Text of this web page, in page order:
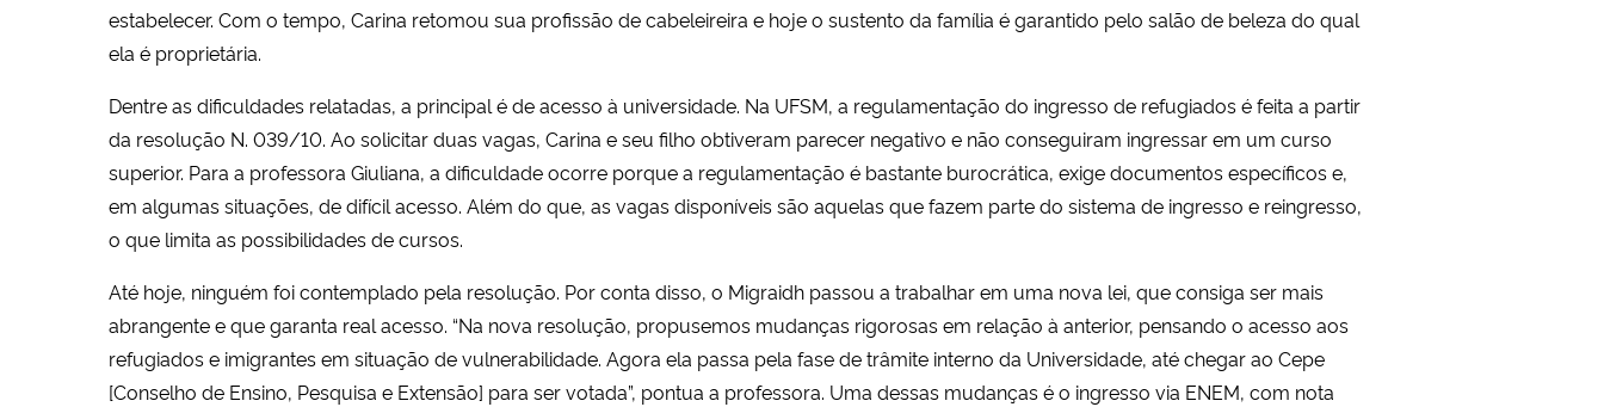
estabelecer. Com o tempo, Carina retomou sua profissão de cabeleireira e hoje o sustento da família é garantido pelo salão de beleza do qual
ela é proprietária.
Dentre as dificuldades relatadas, a principal é de acesso à universidade. Na UFSM, a regulamentação do ingresso de refugiados é feita a partir
da resolução N. 039/10. Ao solicitar duas vagas, Carina e seu filho obtiveram parecer negativo e não conseguiram ingressar em um curso
superior. Para a professora Giuliana, a dificuldade ocorre porque a regulamentação é bastante burocrática, exige documentos específicos e,
em algumas situações, de difícil acesso. Além do que, as vagas disponíveis são aquelas que fazem parte do sistema de ingresso e reingresso,
o que limita as possibilidades de cursos.
Até hoje, ninguém foi contemplado pela resolução. Por conta disso, o Migraidh passou a trabalhar em uma nova lei, que consiga ser mais
abrangente e que garanta real acesso. “Na nova resolução, propusemos mudanças rigorosas em relação à anterior, pensando o acesso aos
refugiados e imigrantes em situação de vulnerabilidade. Agora ela passa pela fase de trâmite interno da Universidade, até chegar ao Cepe
[Conselho de Ensino, Pesquisa e Extensão] para ser votada”, pontua a professora. Uma dessas mudanças é o ingresso via ENEM, com nota